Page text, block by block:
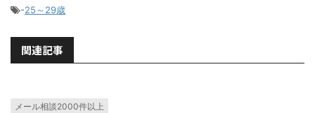
-25～29歳
関連記事
メール相談2000件以上